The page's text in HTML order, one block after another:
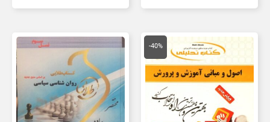
-40%
قیمت
اصلی
134,000 تومان
بود.
قیمت
فعلی
80,000 تومان
است.